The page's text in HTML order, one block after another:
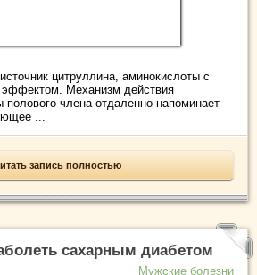
цитруллина, аминокислоты с
Механизм действия
полового члена отдаленно напоминает
...
запись полностью
сахарным диабетом
Мужские болезни